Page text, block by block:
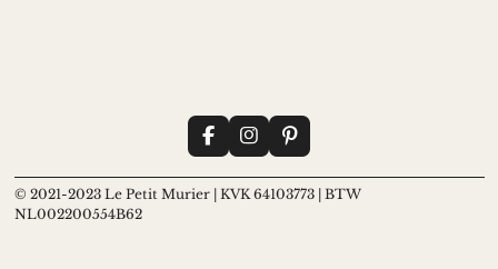
F
a
c
e
I
n
s
t
P
i
n
t
© 2021-2023 Le Petit Murier | KVK 64103773 | BTW
NL002200554B62